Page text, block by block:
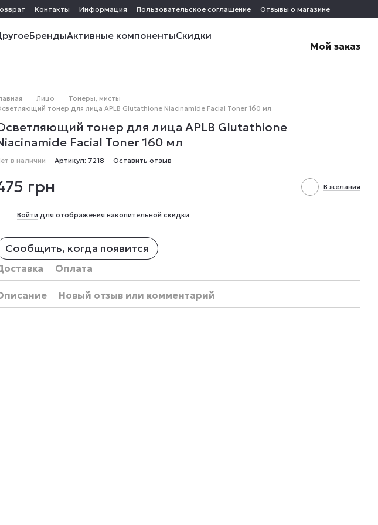
Контакты Информация Пользовательское соглашение Отзывы о магазине
БрендыАктивные компонентыСкидки
Мой заказ
Лицо
Тонеры, мисты
тонер для лица APLB Glutathione Niacinamide Facial Toner 160 мл
тонер для лица APLB Glutathione
Facial Toner 160 мл
в наличии Артикул: 7218 Оставить отзыв
грн В желания
Войти для отображения накопительной скидки
Сообщить, когда появится
Оплата
Новый отзыв или комментарий